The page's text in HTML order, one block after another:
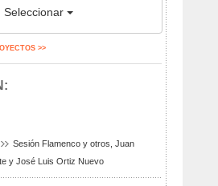
Seleccionar
>>
Sesión Flamenco y otros, Juan
y José Luis Ortiz Nuevo